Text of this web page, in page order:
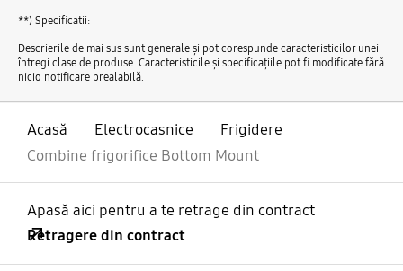
**) Specificatii:
Descrierile de mai sus sunt generale şi pot corespunde caracteristicilor unei
întregi clase de produse. Caracteristicile şi specificaţiile pot fi modificate fără
nicio notificare prealabilă.
Acasă Electrocasnice
Frigidere
Combine frigorifice Bottom Mount
Apasă aici pentru a te retrage din contract
Retragere din contract